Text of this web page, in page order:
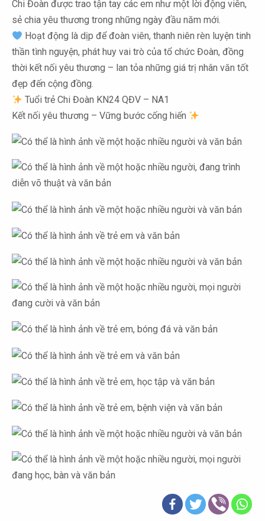
Chi Đoàn được trao tận tay các em như một lời động viên,
sẻ chia yêu thương trong những ngày đầu năm mới.
Hoạt động là dịp để đoàn viên, thanh niên rèn luyện tinh
thần tình nguyện, phát huy vai trò của tổ chức Đoàn, đồng
thời kết nối yêu thương – lan tỏa những giá trị nhân văn tốt
đẹp đến cộng đồng.
Tuổi trẻ Chi Đoàn KN24 QĐV – NA1
Kết nối yêu thương – Vững bước cống hiến